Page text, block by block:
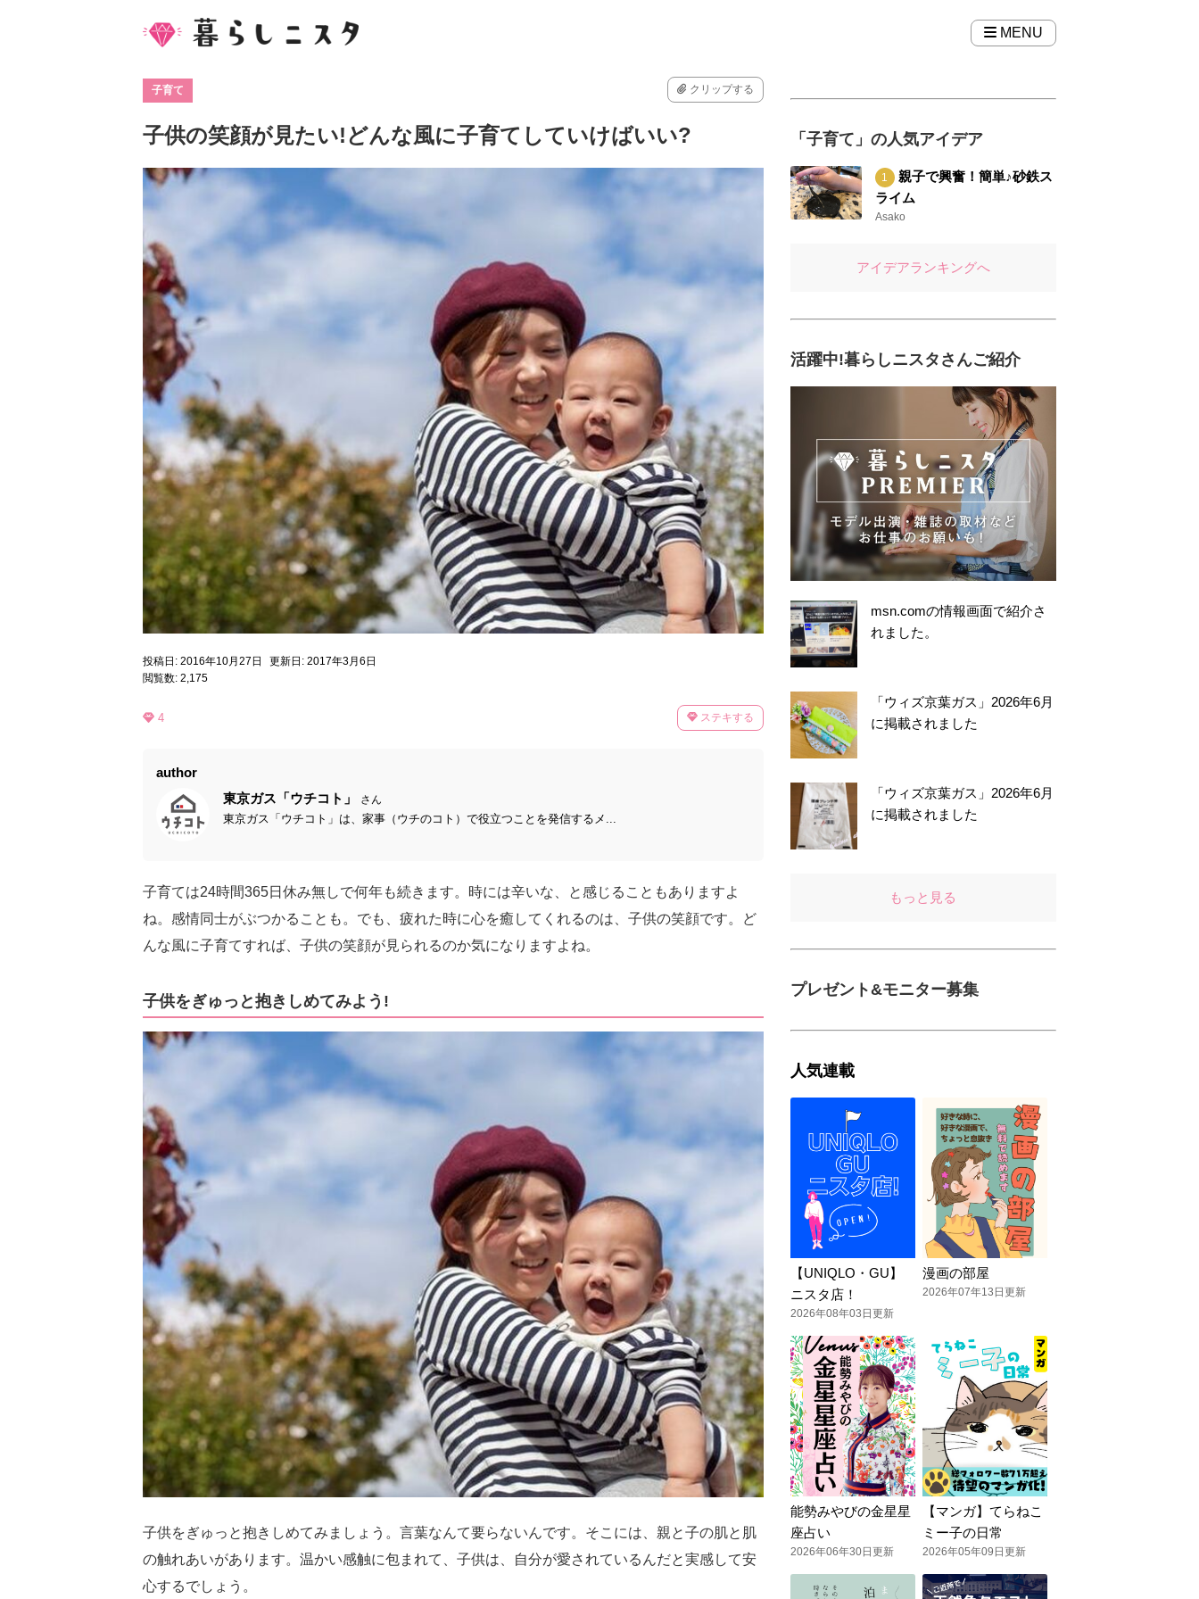
MENU
子育て クリップする
子供の笑顔が見たい!どんな風に子育てしていけばいい?
投稿日: 2016年10月27日
更新日: 2017年3月6日
閲覧数: 2,175
4 ステキする
author
東京ガス「ウチコト」
さん
東京ガス「ウチコト」は、家事（ウチのコト）で役立つことを発信するメ...
子育ては24時間365日休み無しで何年も続きます。時には辛いな、と感じることもありますよ
ね。感情同士がぶつかることも。でも、疲れた時に心を癒してくれるのは、子供の笑顔です。ど
んな風に子育てすれば、子供の笑顔が見られるのか気になりますよね。
子供をぎゅっと抱きしめてみよう!
子供をぎゅっと抱きしめてみましょう。言葉なんて要らないんです。そこには、親と子の肌と肌
の触れあいがあります。温かい感触に包まれて、子供は、自分が愛されているんだと実感して安
心するでしょう。
「子育て」の人気アイデア
親子で興奮！簡単♪砂鉄ス
ライム
Asako
アイデアランキングへ
活躍中!暮らしニスタさんご紹介
msn.comの情報画面で紹介さ
れました。
「ウィズ京葉ガス」2026年6月
に掲載されました
「ウィズ京葉ガス」2026年6月
に掲載されました
もっと見る
プレゼント&モニター募集
人気連載
【UNIQLO・GU】
ニスタ店！
2026年08年03日更新
漫画の部屋
2026年07年13日更新
能勢みやびの金星星
座占い
2026年06年30日更新
【マンガ】てらねこ
ミー子の日常
2026年05年09日更新